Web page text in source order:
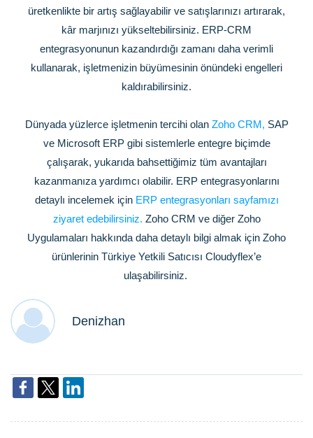
üretkenlikte bir artış sağlayabilir ve satışlarınızı artırarak,
kâr marjınızı yükseltebilirsiniz. ERP-CRM
entegrasyonunun kazandırdığı zamanı daha verimli
kullanarak, işletmenizin büyümesinin önündeki engelleri
kaldırabilirsiniz.
Dünyada yüzlerce işletmenin tercihi olan Zoho CRM, SAP
ve Microsoft ERP gibi sistemlerle entegre biçimde
çalışarak, yukarıda bahsettiğimiz tüm avantajları
kazanmanıza yardımcı olabilir. ERP entegrasyonlarını
detaylı incelemek için ERP entegrasyonları sayfamızı
ziyaret edebilirsiniz. Zoho CRM ve diğer Zoho
Uygulamaları hakkında daha detaylı bilgi almak için Zoho
ürünlerinin Türkiye Yetkili Satıcısı Cloudyflex’e
ulaşabilirsiniz.
Denizhan